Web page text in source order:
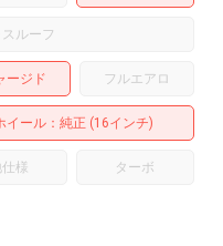
ルーフ
ージド フルエアロ
イール ：純正 (16インチ)
様 ターボ